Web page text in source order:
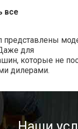
все
представлены
для
которые не
дилерами.